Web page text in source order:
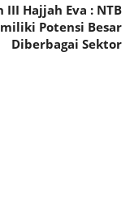
III Hajjah Eva : NTB
Potensi Besar
Diberbagai Sektor